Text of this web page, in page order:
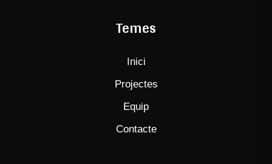
Temes
Inici
Projectes
Equip
Contacte